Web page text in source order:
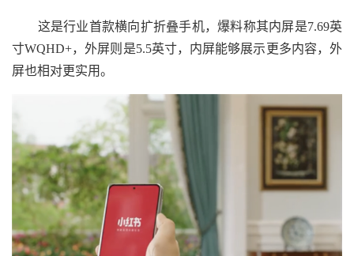
这是行业首款横向扩折叠手机，爆料称其内屏是7.69英
寸WQHD+，外屏则是5.5英寸，内屏能够展示更多内容，外
屏也相对更实用。